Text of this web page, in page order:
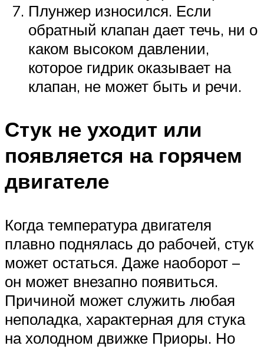
Плунжер износился. Если
обратный клапан дает течь, ни о
каком высоком давлении,
которое гидрик оказывает на
клапан, не может быть и речи.
Стук не уходит или
появляется на горячем
двигателе
Когда температура двигателя
плавно поднялась до рабочей, стук
может остаться. Даже наоборот –
он может внезапно появиться.
Причиной может служить любая
неполадка, характерная для стука
на холодном движке Приоры. Но